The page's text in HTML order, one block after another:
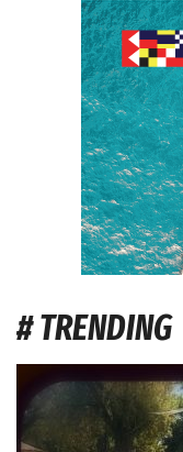
# TRENDING